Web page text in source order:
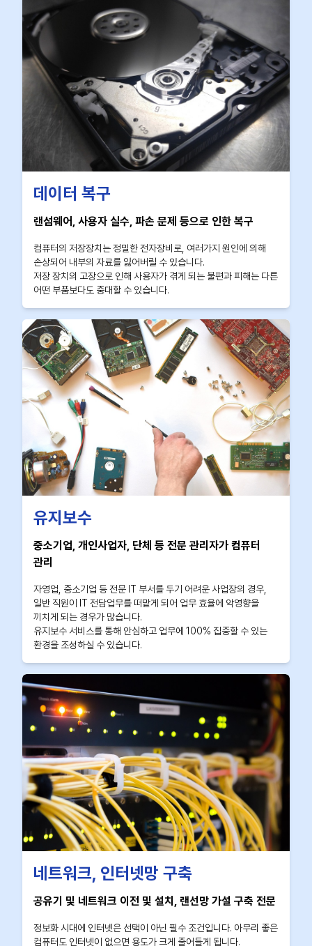
데이터 복구
랜섬웨어, 사용자 실수, 파손 문제 등으로 인한 복구
컴퓨터의 저장장치는 정밀한 전자장비로, 여러가지 원인에 의해
손상되어 내부의 자료를 잃어버릴 수 있습니다.
저장 장치의 고장으로 인해 사용자가 겪게 되는 불편과 피해는 다른
어떤 부품보다도 중대할 수 있습니다.
유지보수
중소기업, 개인사업자, 단체 등 전문 관리자가 컴퓨터
관리
자영업, 중소기업 등 전문 IT 부서를 두기 어려운 사업장의 경우,
일반 직원이 IT 전담업무를 떠맡게 되어 업무 효율에 악영향을
끼치게 되는 경우가 많습니다.
유지보수 서비스를 통해 안심하고 업무에 100% 집중할 수 있는
환경을 조성하실 수 있습니다.
네트워크, 인터넷망 구축
공유기 및 네트워크 이전 및 설치, 랜선망 가설 구축 전문
정보화 시대에 인터넷은 선택이 아닌 필수 조건입니다. 아무리 좋은
컴퓨터도 인터넷이 없으면 용도가 크게 줄어들게 됩니다.